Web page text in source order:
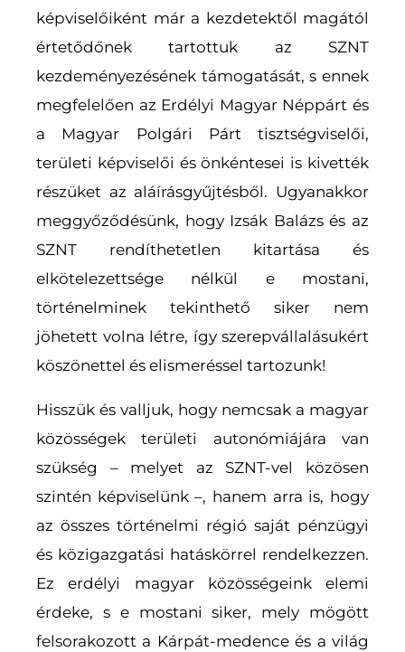
képviselőiként már a kezdetektől magától
értetődőnek tartottuk az SZNT
kezdeményezésének támogatását, s ennek
megfelelően az Erdélyi Magyar Néppárt és
a Magyar Polgári Párt tisztségviselői,
területi képviselői és önkéntesei is kivették
részüket az aláírásgyűjtésből. Ugyanakkor
meggyőződésünk, hogy Izsák Balázs és az
SZNT rendíthetetlen kitartása és
elkötelezettsége nélkül e mostani,
történelminek tekinthető siker nem
jöhetett volna létre, így szerepvállalásukért
köszönettel és elismeréssel tartozunk!
Hisszük és valljuk, hogy nemcsak a magyar
közösségek területi autonómiájára van
szükség – melyet az SZNT-vel közösen
szintén képviselünk –, hanem arra is, hogy
az összes történelmi régió saját pénzügyi
és közigazgatási hatáskörrel rendelkezzen.
Ez erdélyi magyar közösségeink elemi
érdeke, s e mostani siker, mely mögött
felsorakozott a Kárpát-medence és a világ